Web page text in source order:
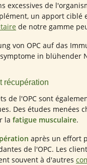
excessives de
un apport ciblé
de notre gamme
récupération
de l'OPC sont
Des études menées
la fatigue musculaire.
après un effort
de l'OPC. Les
souvent à d'autres